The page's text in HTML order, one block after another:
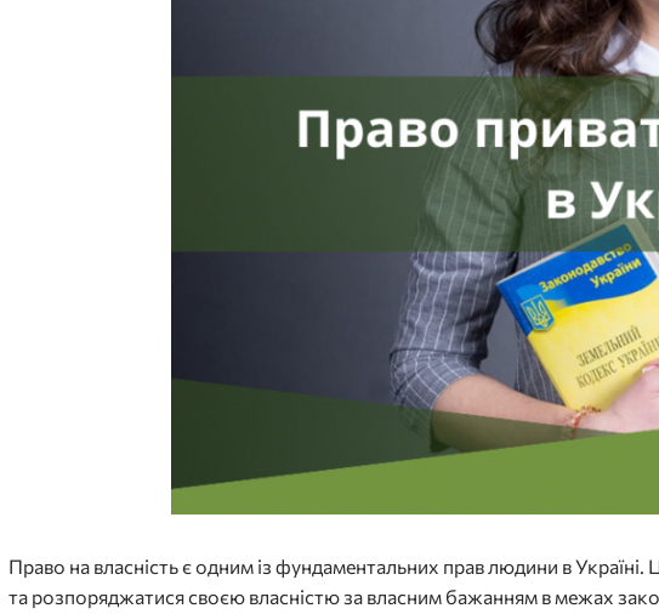
Право на власність є одним із фундаментальних прав людини в
та розпоряджатися своєю власністю за власним бажанням в межах